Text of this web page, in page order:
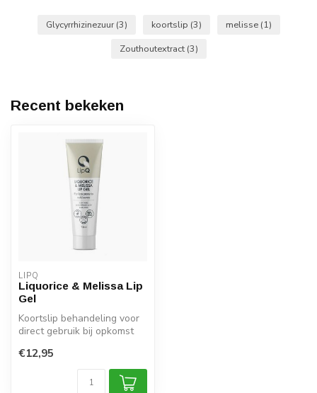
Glycyrrhizinezuur (3) koortslip (3) melisse (1)
Zouthoutextract (3)
Recent bekeken
LIPQ
Liquorice & Melissa Lip
Gel
Koortslip behandeling voor
direct gebruik bij opkomst
€12,95